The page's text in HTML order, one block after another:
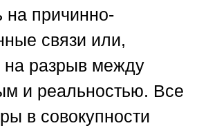
на причинно-
связи или,
на разрыв между
и реальностью. Все
в совокупности